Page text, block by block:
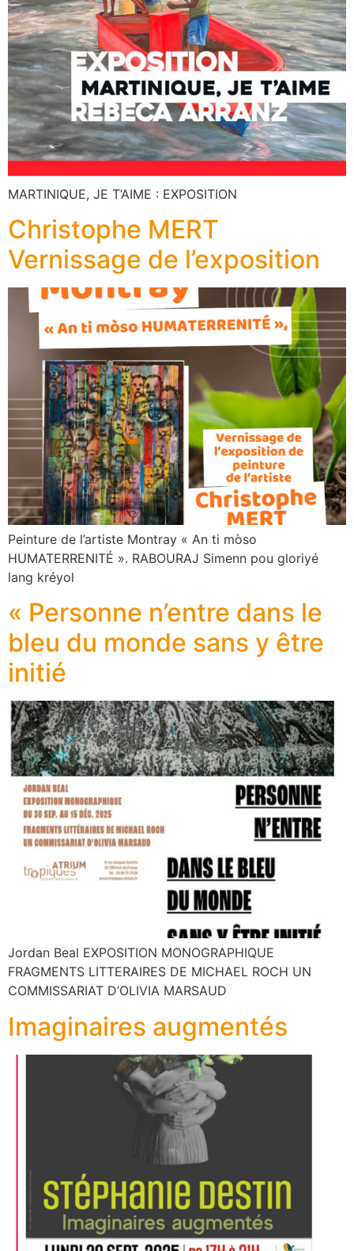
MARTINIQUE, JE T’AIME : EXPOSITION
Christophe MERT
Vernissage de l’exposition
Peinture de l’artiste Montray « An ti mòso
HUMATERRENITÉ ». RABOURAJ Simenn pou gloriyé
lang kréyol
« Personne n’entre dans le
bleu du monde sans y être
initié
Jordan Beal EXPOSITION MONOGRAPHIQUE
FRAGMENTS LITTERAIRES DE MICHAEL ROCH UN
COMMISSARIAT D’OLIVIA MARSAUD
Imaginaires augmentés